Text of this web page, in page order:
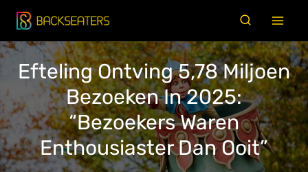
Doorgaan
naar
inhoud
Efteling Ontving 5,78 Miljoen
Bezoeken In 2025:
“bezoekers Waren
Enthousiaster Dan Ooit”